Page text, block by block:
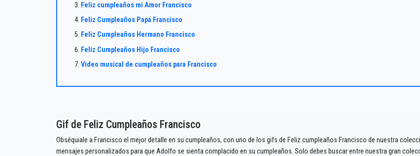
Feliz cumpleaños mi Amor Francisco
Feliz Cumpleaños Papá Francisco
Feliz Cumpleaños Hermano Francisco
Feliz Cumpleaños Hijo Francisco
Video musical de cumpleaños para Francisco
Gif de Feliz Cumpleaños Francisco
Obséquiale a Francisco el mejor detalle en su cumpleaños, con uno de los gifs de Feliz cumpleaños Francisco de nuestra
mensajes personalizados para que Adolfo se sienta complacido en su cumpleaños. Solo debes buscar entre nuestra gran